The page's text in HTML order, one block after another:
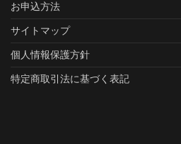
お申込方法
サイトマップ
個人情報保護方針
特定商取引法に基づく表記